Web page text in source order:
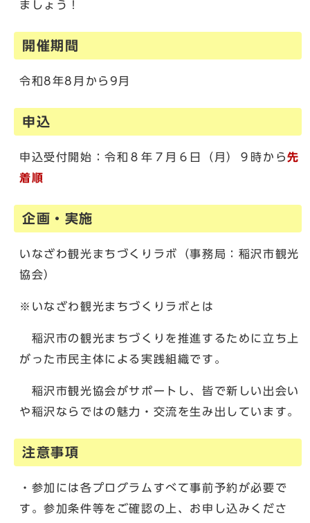
ましょう！
開催期間
令和8年8月から9月
申込
申込受付開始：令和８年７月６日（月）９時から先
着順
企画・実施
いなざわ観光まちづくりラボ（事務局：稲沢市観光
協会）
※いなざわ観光まちづくりラボとは
稲沢市の観光まちづくりを推進するために立ち上
がった市民主体による実践組織です。
稲沢市観光協会がサポートし、皆で新しい出会い
や稲沢ならではの魅力・交流を生み出しています。
注意事項
・参加には各プログラムすべて事前予約が必要で
す。参加条件等をご確認の上、お申し込みくださ